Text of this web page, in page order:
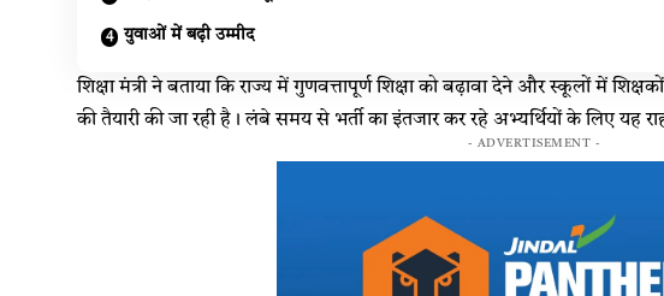
युवाओं में बढ़ी उम्मीद
शिक्षा मंत्री ने बताया कि राज्य में गुणवत्तापूर्ण शिक्षा को बढ़ावा देने और स्कूलों में
की तैयारी की जा रही है। लंबे समय से भर्ती का इंतजार कर रहे अभ्यर्थियों के लिए यह
- ADVERTISEMENT -